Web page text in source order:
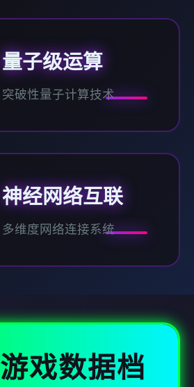
量子级运算
突破性量子计算技术
神经网络互联
多维度网络连接系统
游戏数据档